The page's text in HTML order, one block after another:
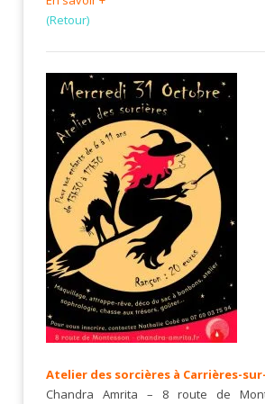
(Retour)
Atelier des sorcières à Carrières-
Chandra Amrita – 8 route de